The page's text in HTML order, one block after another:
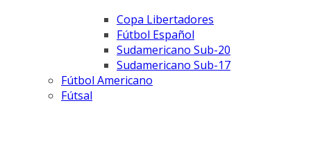
Copa Libertadores
Fútbol Español
Sudamericano Sub-20
Sudamericano Sub-17
Fútbol Americano
Fútsal